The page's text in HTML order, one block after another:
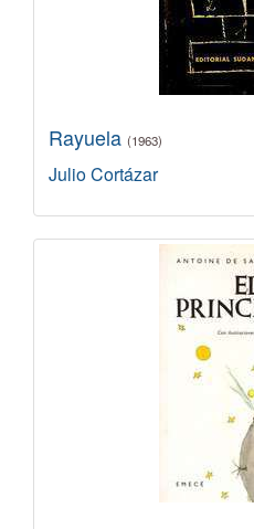
Rayuela (1963)
Julio Cortázar